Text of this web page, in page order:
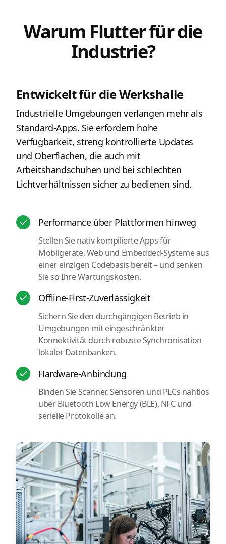
Warum Flutter für die
Industrie?
Entwickelt für die Werkshalle
Industrielle Umgebungen verlangen mehr als
Standard-Apps. Sie erfordern hohe
Verfügbarkeit, streng kontrollierte Updates
und Oberflächen, die auch mit
Arbeitshandschuhen und bei schlechten
Lichtverhältnissen sicher zu bedienen sind.
Performance über Plattformen hinweg
Stellen Sie nativ kompilierte Apps für
Mobilgeräte, Web und Embedded-Systeme aus
einer einzigen Codebasis bereit – und senken
Sie so Ihre Wartungskosten.
Offline-First-Zuverlässigkeit
Sichern Sie den durchgängigen Betrieb in
Umgebungen mit eingeschränkter
Konnektivität durch robuste Synchronisation
lokaler Datenbanken.
Hardware-Anbindung
Binden Sie Scanner, Sensoren und PLCs nahtlos
über Bluetooth Low Energy (BLE), NFC und
serielle Protokolle an.